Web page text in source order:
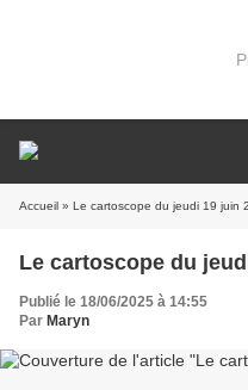
Accueil » Le cartoscope du jeudi 19 juin
Le cartoscope du
Publié le 18/06/2025 à 14:55
Par Maryn